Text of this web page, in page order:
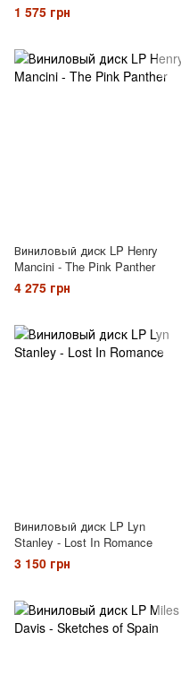
1 575 грн
Виниловый диск LP Henry
Mancini - The Pink Panther
4 275 грн
Виниловый диск LP Lyn
Stanley - Lost In Romance
3 150 грн